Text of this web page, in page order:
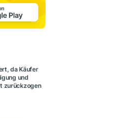
da Käufer
und
zurückzogen